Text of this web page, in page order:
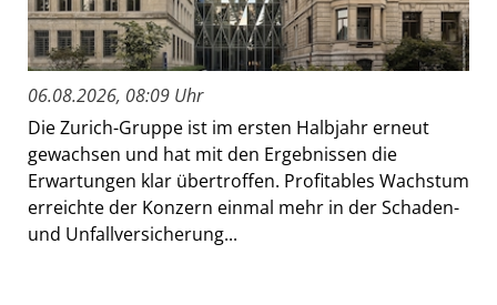
06.08.2026, 08:09 Uhr
Die Zurich-Gruppe ist im ersten Halbjahr erneut
gewachsen und hat mit den Ergebnissen die
Erwartungen klar übertroffen. Profitables Wachstum
erreichte der Konzern einmal mehr in der Schaden-
und Unfallversicherung...